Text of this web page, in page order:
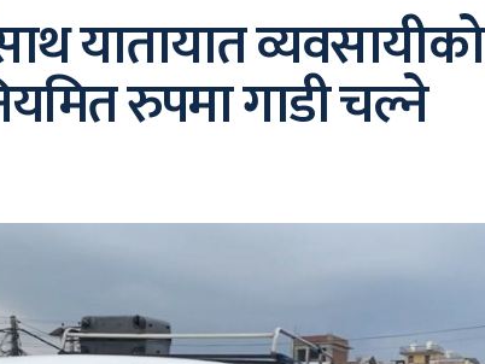
यातायात व्यवसायीको
रुपमा गाडी चल्ने